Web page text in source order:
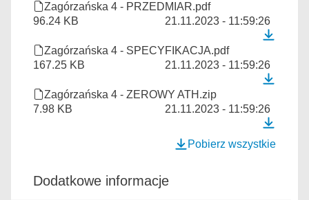
Zagórzańska 4 - PRZEDMIAR.pdf
96.24 KB
21.11.2023 - 11:59:26
Zagórzańska 4 - SPECYFIKACJA.pdf
167.25 KB
21.11.2023 - 11:59:26
Zagórzańska 4 - ZEROWY ATH.zip
7.98 KB
21.11.2023 - 11:59:26
Pobierz wszystkie
Dodatkowe informacje